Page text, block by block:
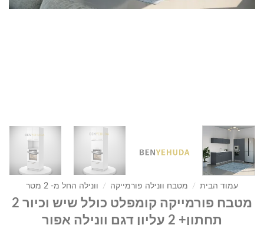
עמוד הבית / מטבח וונילה פורמייקה / וונילה החל מ- 2 מטר
מטבח פורמייקה קומפלט כולל שיש וכיור 2
תחתון+ 2 עליון דגם וונילה אפור